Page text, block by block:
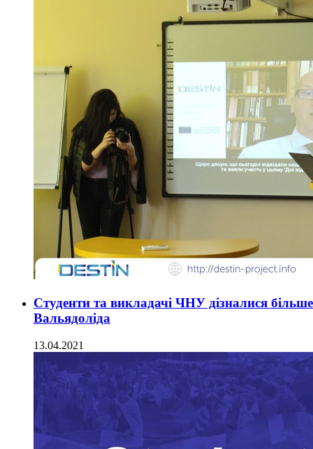
Студенти та викладачі ЧНУ дізналися
Вальядоліда
13.04.2021